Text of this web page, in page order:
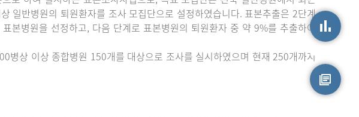
일반병원의 퇴원환자를 조사 모집단으로 설정하였습니다. 표본추출은 2단계
본병원을 선정하고, 다음 단계로 표본병원의 퇴원환자 중 약 9%를 추출하여
병상 이상 종합병원 150개를 대상으로 조사를 실시하였으며 현재 250개까지손상통계